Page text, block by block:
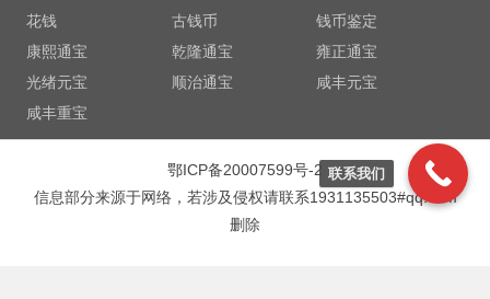
花钱 古钱币
钱币鉴定
康熙通宝
乾隆通宝
雍正通宝
光绪元宝
顺治通宝
咸丰元宝
咸丰重宝
鄂ICP备20007599号-2
信息部分来源于网络，若涉及侵权请联系1931135503#qq.com
删除
联系我们